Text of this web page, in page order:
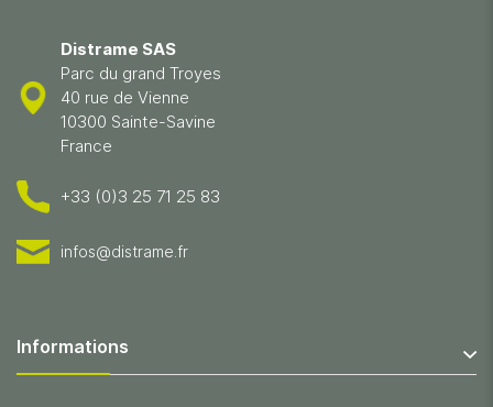
Distrame SAS
Parc du grand Troyes
40 rue de Vienne
10300 Sainte-Savine
France
+33 (0)3 25 71 25 83
infos@distrame.fr
Informations